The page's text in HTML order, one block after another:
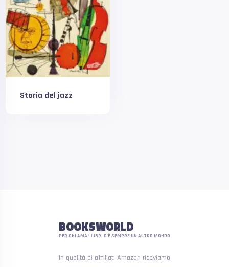
Storia del jazz
BOOKSWORLD
PER CHI AMA I LIBRI C'È SEMPRE UN ALTRO MONDO
In qualità di affiliati Amazon riceviamo